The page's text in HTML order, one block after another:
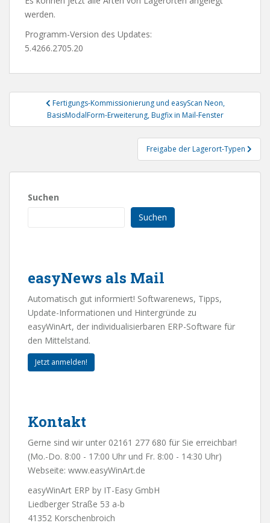
werden.
Programm-Version des Updates:
5.4266.2705.20
Beitragsnavigation
Fertigungs-Kommissionierung und easyScan Neon,
BasisModalForm-Erweiterung, Bugfix in Mail-Fenster
Freigabe der Lagerort-Typen
Suchen
Suchen
easyNews als Mail
Automatisch gut informiert! Softwarenews, Tipps,
Update-Informationen und Hintergründe zu
easyWinArt, der individualisierbaren ERP-Software für
den Mittelstand.
Jetzt anmelden!
Kontakt
Gerne sind wir unter 02161 277 680 für Sie erreichbar!
(Mo.-Do. 8:00 - 17:00 Uhr und Fr. 8:00 - 14:30 Uhr)
Webseite: www.easyWinArt.de
easyWinArt ERP by IT-Easy GmbH
Liedberger Straße 53 a-b
41352 Korschenbroich